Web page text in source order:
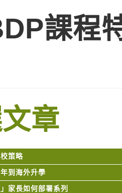
課程
章
策略
到海外升學
家長如何部署系列